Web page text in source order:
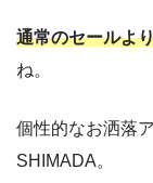
通常のセールよ
ね。
個性的なお洒落
SHIMADA。